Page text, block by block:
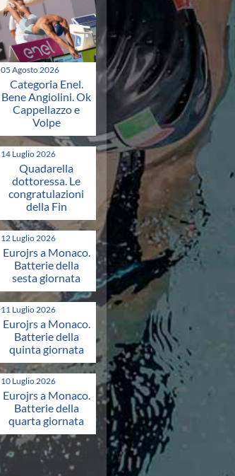
05 Agosto 2026
Categoria Enel.
Bene Angiolini. Ok
Cappellazzo e
Volpe
14 Luglio 2026
Quadarella
dottoressa. Le
congratulazioni
della Fin
12 Luglio 2026
Eurojrs a Monaco.
Batterie della
sesta giornata
11 Luglio 2026
Eurojrs a Monaco.
Batterie della
quinta giornata
10 Luglio 2026
Eurojrs a Monaco.
Batterie della
quarta giornata